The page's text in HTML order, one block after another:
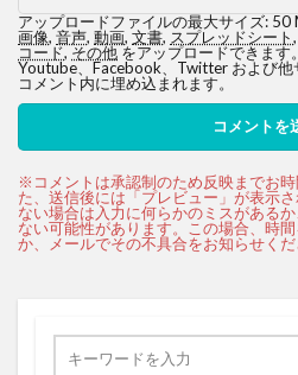
アップロードファイルの最大サイズ: 50
画像, 音声, 動画, 文書, スプレッドシート,
コード,その他をアップロードできます
Youtube、Facebook、Twitter および他
コメント内に埋め込まれます。